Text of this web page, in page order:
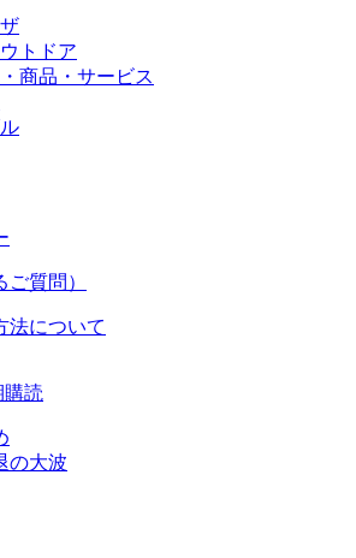
トドア
商品・サービス
質問）
法について
購読
の大波